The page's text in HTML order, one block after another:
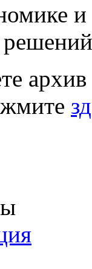
и